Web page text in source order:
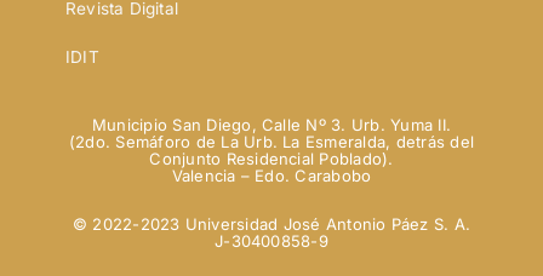
Revista Digital
IDIT
Municipio San Diego, Calle Nº 3. Urb. Yuma II.
(2do. Semáforo de La Urb. La Esmeralda, detrás del
Conjunto Residencial Poblado).
Valencia – Edo. Carabobo
© 2022-2023 Universidad José Antonio Páez S. A.
J-30400858-9